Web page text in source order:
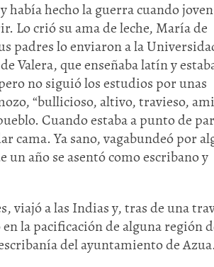
había hecho la guerra cuando
Lo crió su ama de leche, María de
padres lo enviaron a la
Valera, que enseñaba latín y
no siguió los estudios por unas
“bullicioso, altivo, travieso,
Cuando estaba a punto de
cama. Ya sano, vagabundeó por
año se asentó como escribano y
viajó a las Indias y, tras de una
la pacificación de alguna región
del ayuntamiento de